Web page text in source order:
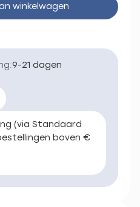
winkelwagen
9-21 dagen
(via Standaard
boven €